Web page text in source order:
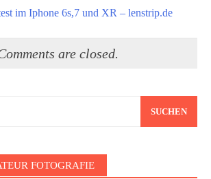
im Iphone 6s,7 und XR – lenstrip.de
are closed.
FOTOGRAFIE